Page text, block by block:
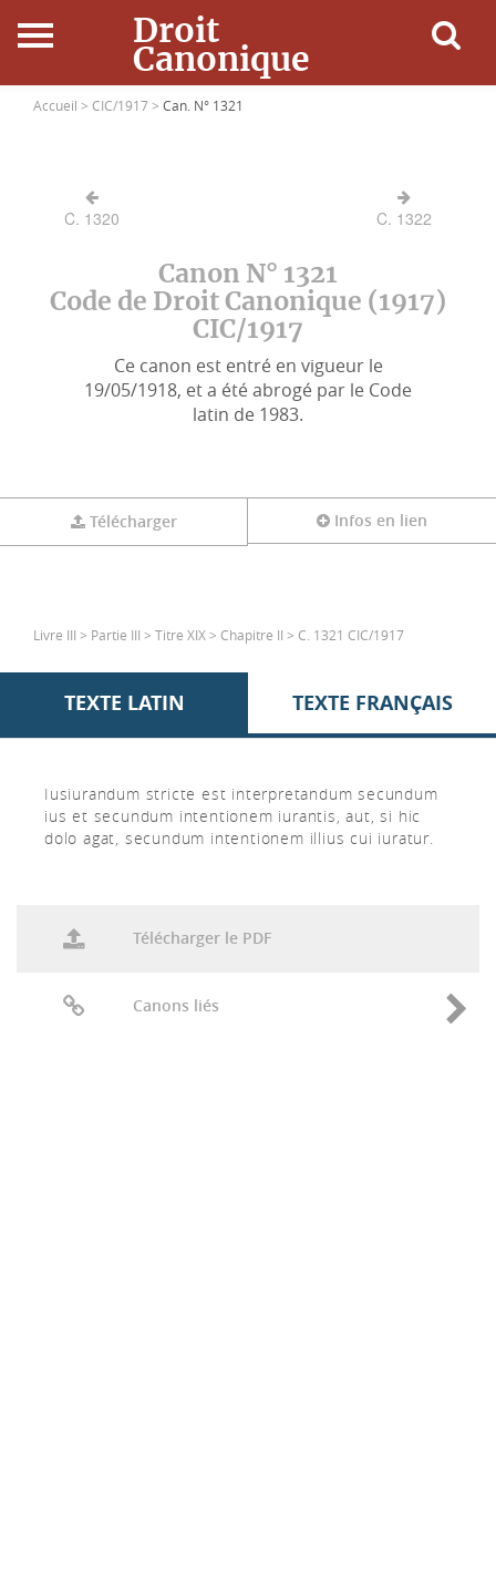
Droit
Canonique
Accueil
Ressources
Accueil > CIC/1917 > Can. N° 1321
C. 1320 C. 1322
Canon N° 1321
Code de Droit Canonique (1917)
CIC/1917
Ce canon est entré en vigueur le
19/05/1918, et a été abrogé par le Code
latin de 1983.
Télécharger Infos en lien
Livre III > Partie III > Titre XIX > Chapitre II > C. 1321 CIC/1917
TEXTE LATIN TEXTE FRANÇAIS
Iusiurandum stricte est interpretandum secundum
ius et secundum intentionem iurantis, aut, si hic
dolo agat, secundum intentionem illius cui iuratur.
Télécharger le PDF
Canons liés